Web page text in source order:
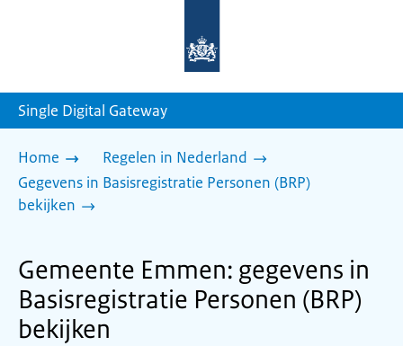
homepage
Single Digital Gateway
Home
Regelen in Nederland
Gegevens in Basisregistratie Personen (BRP)
bekijken
Gemeente Emmen: gegevens in
Basisregistratie Personen (BRP)
bekijken